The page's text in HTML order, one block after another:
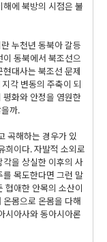
에 북방의 시점은 불
누천년 동북아 갈등
동북에서 북조선으
대사는 북조선 문제
각 변동의 주축이 되
평화와 안정을 염원한
까.
곡해하는 경우가 있
희이다. 자발적 소외로
을 상실한 이후의 사
목도한다면 그런 말
협애한 안목의 소산이
몸으로 온몸을 다해
시아사와 동아시아론